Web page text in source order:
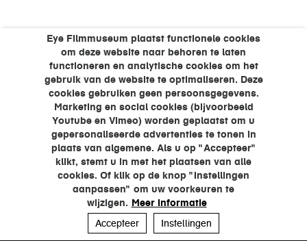
Eye Filmmuseum plaatst functionele cookies
om deze website naar behoren te laten
functioneren en analytische cookies om het
gebruik van de website te optimaliseren. Deze
cookies gebruiken geen persoonsgegevens.
Marketing en social cookies (bijvoorbeeld
Youtube en Vimeo) worden geplaatst om u
gepersonaliseerde advertenties te tonen in
plaats van algemene. Als u op "Accepteer"
klikt, stemt u in met het plaatsen van alle
cookies. Of klik op de knop "Instellingen
aanpassen" om uw voorkeuren te
wijzigen. Meer informatie
Accepteer
Instellingen